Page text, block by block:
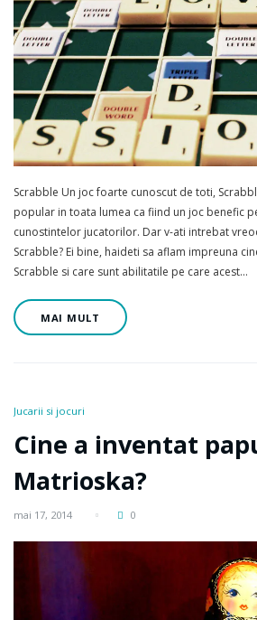
Scrabble Un joc foarte cunoscut de toti,
popular in toata lumea ca fiind un joc benefic
cunostintelor jucatorilor. Dar v-ati intrebat
Scrabble? Ei bine, haideti sa aflam impreuna
Scrabble si care sunt abilitatile pe care acest…
MAI MULT
Jucarii si jocuri
Cine a inventat
Matrioska?
mai 17, 2014 0